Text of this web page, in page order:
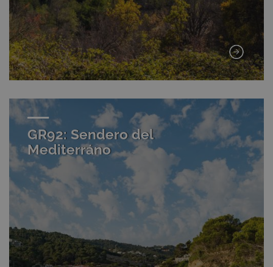
GR92: Sendero del
Mediterráno